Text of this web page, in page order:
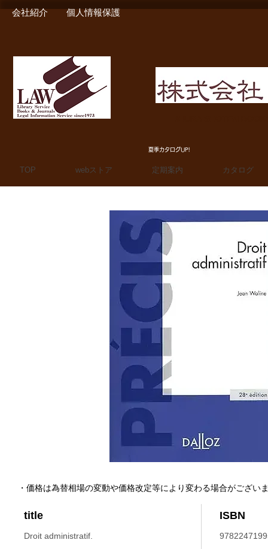
会社紹介 個人情報保護
夏季カタログUP!
TOP webストア 定期案内 カタログ
title
Droit administratif.
ISBN
・価格は為替相場の変動や価格改定等により変わる場合がござい